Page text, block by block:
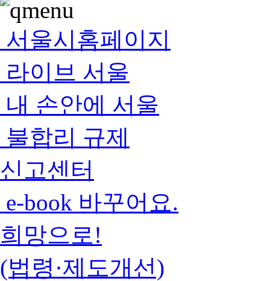
서울시홈페이지
라이브 서울
내 손안에 서울
불합리 규제
신고센터
e-book 바꾸어요.
희망으로!
(법령·제도개선)